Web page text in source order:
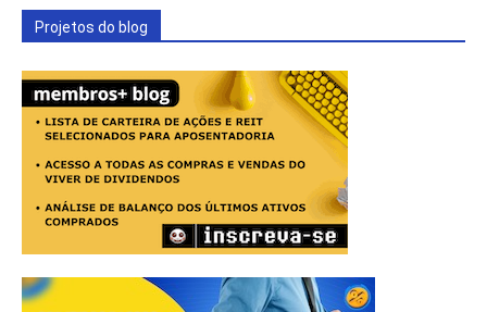
Projetos do blog